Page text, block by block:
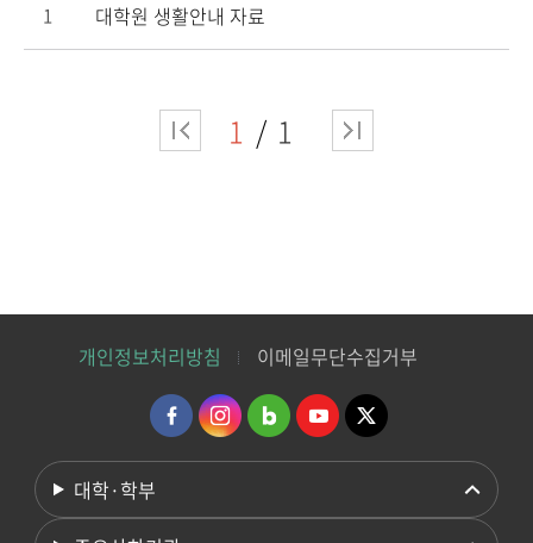
1 대학원 생활안내 자료
1 1
개인정보처리방침 이메일무단수집거부
대학·학부